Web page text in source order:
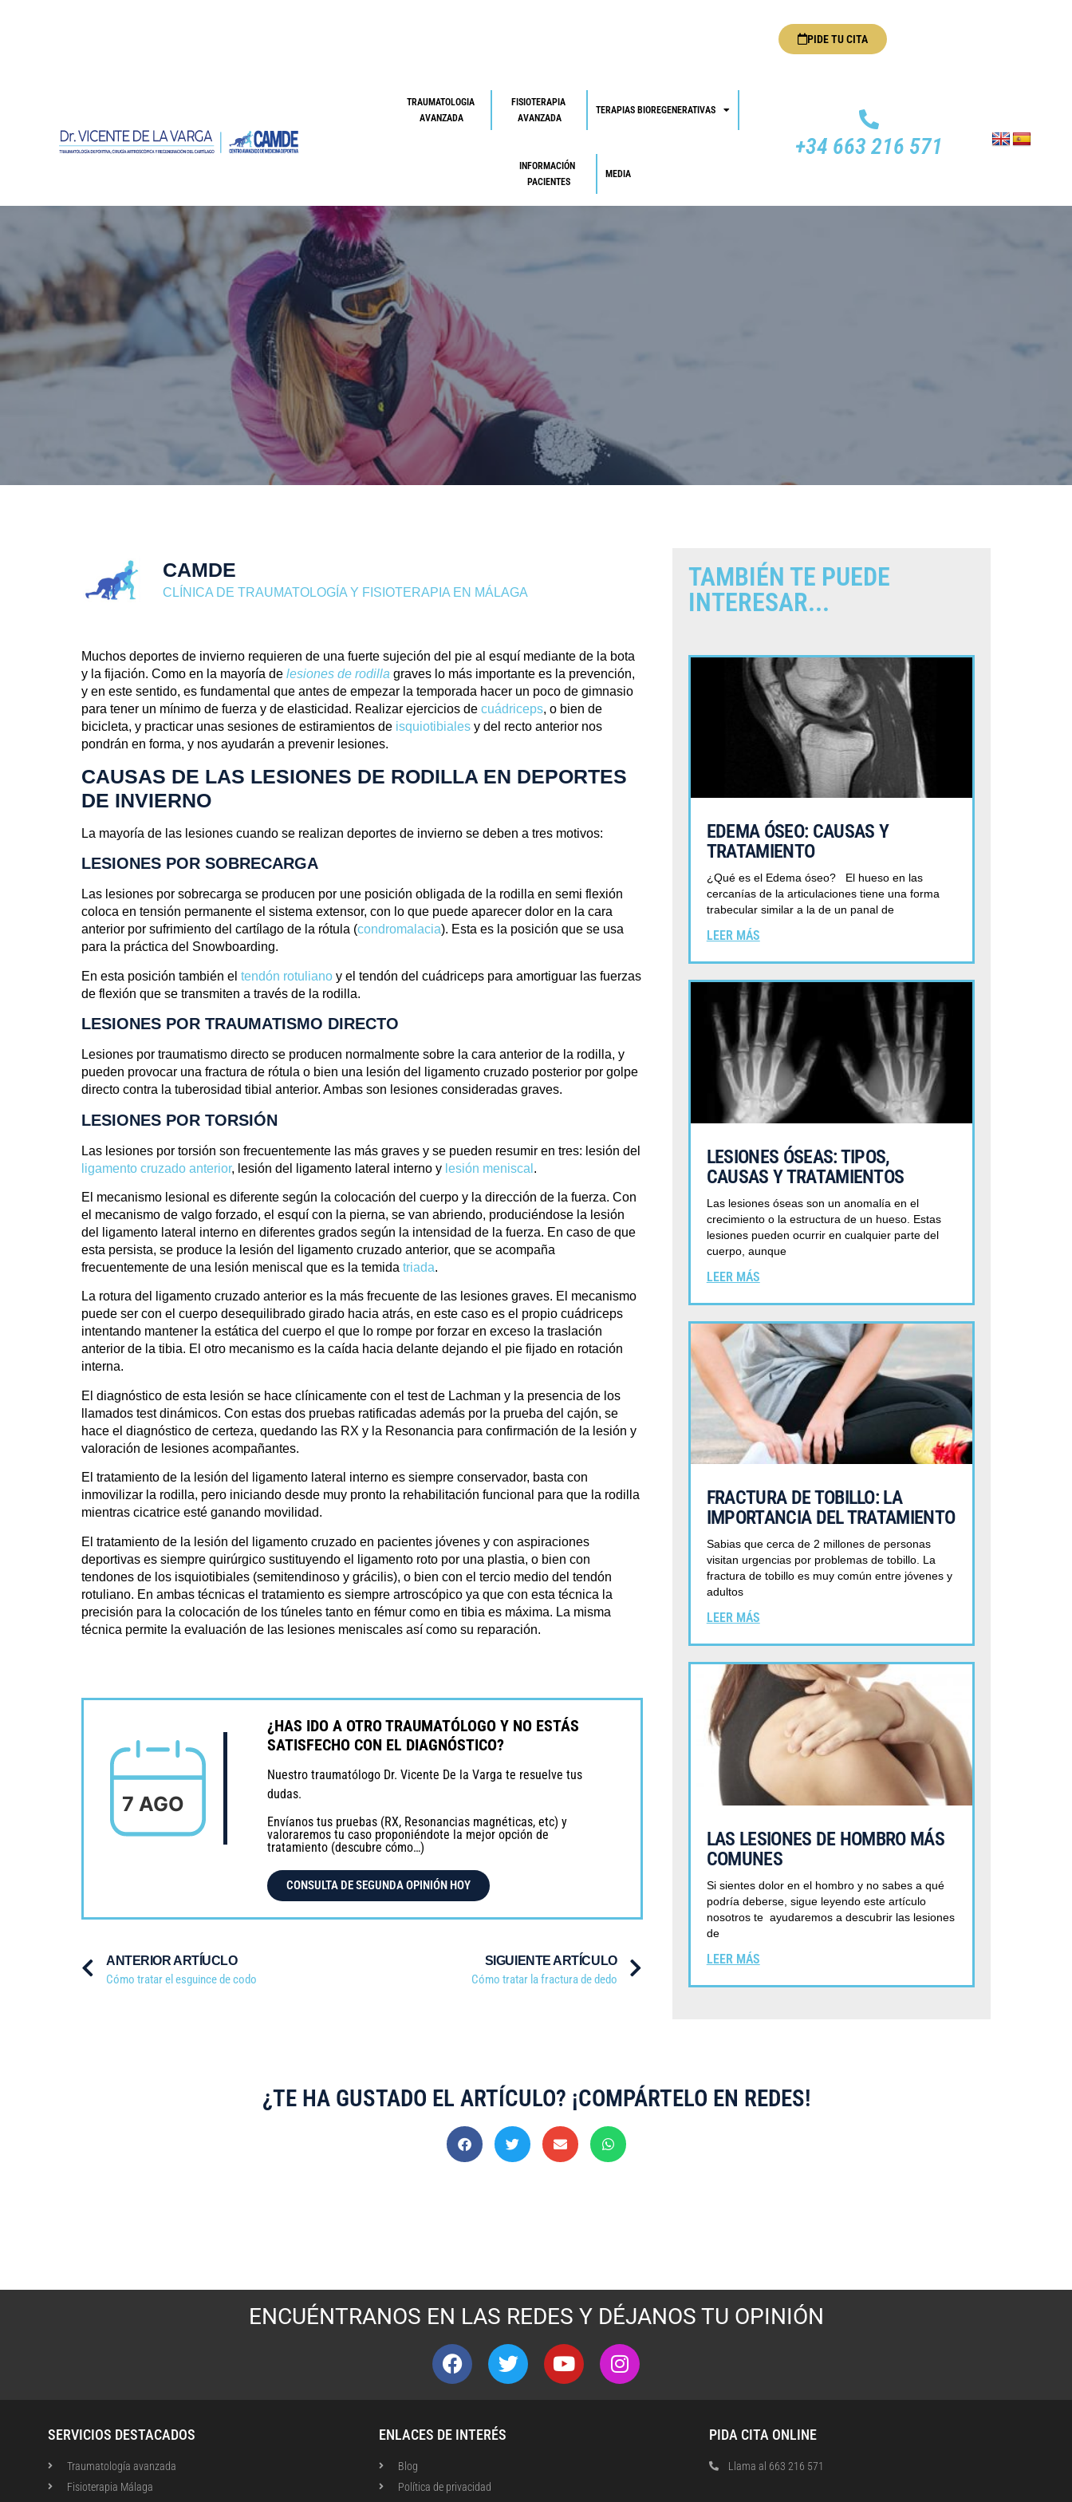
PIDE TU CITA
TRAUMATOLOGIA
AVANZADA
FISIOTERAPIA
AVANZADA
TERAPIAS BIOREGENERATIVAS
INFORMACIÓN
PACIENTES
MEDIA
+34 663 216 571
LESIONES DE RODILLA EN LOS DEPORTES DE INVIERNO
Diciembre 30, 2022
CAMDE
CLÍNICA DE TRAUMATOLOGÍA Y FISIOTERAPIA EN MÁLAGA
Muchos deportes de invierno requieren de una fuerte sujeción del pie al esquí mediante de la bota
y la fijación. Como en la mayoría de lesiones de rodilla graves lo más importante es la prevención,
y en este sentido, es fundamental que antes de empezar la temporada hacer un poco de gimnasio
para tener un mínimo de fuerza y de elasticidad. Realizar ejercicios de cuádriceps, o bien de
bicicleta, y practicar unas sesiones de estiramientos de isquiotibiales y del recto anterior nos
pondrán en forma, y nos ayudarán a prevenir lesiones.
CAUSAS DE LAS LESIONES DE RODILLA EN DEPORTES
DE INVIERNO
La mayoría de las lesiones cuando se realizan deportes de invierno se deben a tres motivos:
LESIONES POR SOBRECARGA
Las lesiones por sobrecarga se producen por une posición obligada de la rodilla en semi flexión
coloca en tensión permanente el sistema extensor, con lo que puede aparecer dolor en la cara
anterior por sufrimiento del cartílago de la rótula (condromalacia). Esta es la posición que se usa
para la práctica del Snowboarding.
En esta posición también el tendón rotuliano y el tendón del cuádriceps para amortiguar las fuerzas
de flexión que se transmiten a través de la rodilla.
LESIONES POR TRAUMATISMO DIRECTO
Lesiones por traumatismo directo se producen normalmente sobre la cara anterior de la rodilla, y
pueden provocar una fractura de rótula o bien una lesión del ligamento cruzado posterior por golpe
directo contra la tuberosidad tibial anterior. Ambas son lesiones consideradas graves.
LESIONES POR TORSIÓN
Las lesiones por torsión son frecuentemente las más graves y se pueden resumir en tres: lesión del
ligamento cruzado anterior, lesión del ligamento lateral interno y lesión meniscal .
El mecanismo lesional es diferente según la colocación del cuerpo y la dirección de la fuerza. Con
el mecanismo de valgo forzado, el esquí con la pierna, se van abriendo, produciéndose la lesión
del ligamento lateral interno en diferentes grados según la intensidad de la fuerza. En caso de que
esta persista, se produce la lesión del ligamento cruzado anterior, que se acompaña
frecuentemente de una lesión meniscal que es la temida triada.
La rotura del ligamento cruzado anterior es la más frecuente de las lesiones graves. El mecanismo
puede ser con el cuerpo desequilibrado girado hacia atrás, en este caso es el propio cuádriceps
intentando mantener la estática del cuerpo el que lo rompe por forzar en exceso la traslación
anterior de la tibia. El otro mecanismo es la caída hacia delante dejando el pie fijado en rotación
interna.
El diagnóstico de esta lesión se hace clínicamente con el test de Lachman y la presencia de los
llamados test dinámicos. Con estas dos pruebas ratificadas además por la prueba del cajón, se
hace el diagnóstico de certeza, quedando las RX y la Resonancia para confirmación de la lesión y
valoración de lesiones acompañantes.
El tratamiento de la lesión del ligamento lateral interno es siempre conservador, basta con
inmovilizar la rodilla, pero iniciando desde muy pronto la rehabilitación funcional para que la rodilla
mientras cicatrice esté ganando movilidad.
El tratamiento de la lesión del ligamento cruzado en pacientes jóvenes y con aspiraciones
deportivas es siempre quirúrgico sustituyendo el ligamento roto por una plastia, o bien con
tendones de los isquiotibiales (semitendinoso y grácilis), o bien con el tercio medio del tendón
rotuliano. En ambas técnicas el tratamiento es siempre artroscópico ya que con esta técnica la
precisión para la colocación de los túneles tanto en fémur como en tibia es máxima. La misma
técnica permite la evaluación de las lesiones meniscales así como su reparación.
7 AGO
¿HAS IDO A OTRO TRAUMATÓLOGO Y NO ESTÁS
SATISFECHO CON EL DIAGNÓSTICO?
Nuestro traumatólogo Dr. Vicente De la Varga te resuelve tus
dudas.
Envíanos tus pruebas (RX, Resonancias magnéticas, etc) y
valoraremos tu caso proponiéndote la mejor opción de
tratamiento (descubre cómo…)
CONSULTA DE SEGUNDA OPINIÓN HOY
ANTERIOR ARTÍUCLO
Cómo tratar el esguince de codo
SIGUIENTE ARTÍCULO
Cómo tratar la fractura de dedo
TAMBIÉN TE PUEDE
INTERESAR...
EDEMA ÓSEO: CAUSAS Y
TRATAMIENTO
¿Qué es el Edema óseo? El hueso en las
cercanías de la articulaciones tiene una forma
trabecular similar a la de un panal de
LEER MÁS
LESIONES ÓSEAS: TIPOS,
CAUSAS Y TRATAMIENTOS
Las lesiones óseas son un anomalía en el
crecimiento o la estructura de un hueso. Estas
lesiones pueden ocurrir en cualquier parte del
cuerpo, aunque
LEER MÁS
FRACTURA DE TOBILLO: LA
IMPORTANCIA DEL TRATAMIENTO
Sabias que cerca de 2 millones de personas
visitan urgencias por problemas de tobillo. La
fractura de tobillo es muy común entre jóvenes y
adultos
LEER MÁS
LAS LESIONES DE HOMBRO MÁS
COMUNES
Si sientes dolor en el hombro y no sabes a qué
podría deberse, sigue leyendo este artículo
nosotros te ayudaremos a descubrir las lesiones
de
LEER MÁS
¿TE HA GUSTADO EL ARTÍCULO? ¡COMPÁRTELO EN REDES!
ENCUÉNTRANOS EN LAS REDES Y DÉJANOS TU OPINIÓN
SERVICIOS DESTACADOS
Traumatología avanzada
Fisioterapia Málaga
ENLACES DE INTERÉS
Blog
Política de privacidad
PIDA CITA ONLINE
Llama al 663 216 571